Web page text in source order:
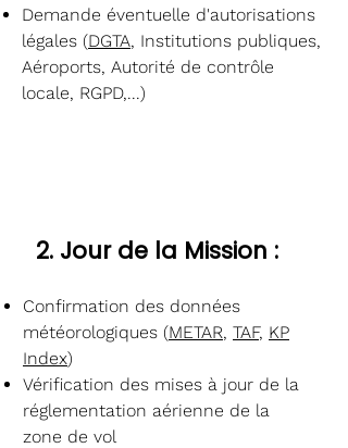
Demande éventuelle d'autorisations
légales (DGTA, Institutions publiques,
Aéroports, Autorité de contrôle
locale, RGPD,...)
2. Jour de la Mission :
Confirmation des données
météorologiques (METAR, TAF, KP
Index)
Vérification des mises à jour de la
réglementation aérienne de la
zone de vol